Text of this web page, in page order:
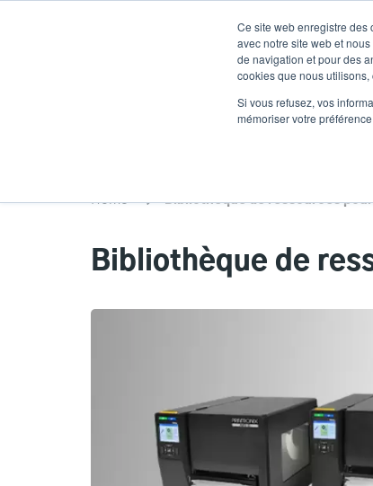
Ce site web enregistre des
avec notre site web et
de navigation et pour des
cookies que nous
Si vous refusez, vos
mémoriser votre
Home
Bibliothèque de